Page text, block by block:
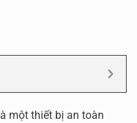
là một thiết bị an toàn